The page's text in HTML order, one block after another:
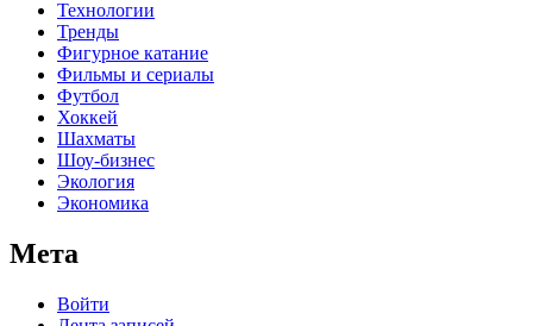
Технологии
Тренды
Фигурное катание
Фильмы и сериалы
Футбол
Хоккей
Шахматы
Шоу-бизнес
Экология
Экономика
Мета
Войти